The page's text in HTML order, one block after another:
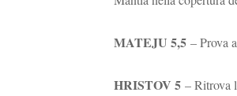
MATEJU 5,5 – Prova
HRISTOV 5 – Ritrova